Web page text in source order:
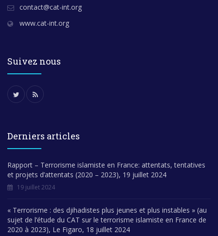
contact@cat-int.org
www.cat-int.org
Suivez nous
Derniers articles
Rapport – Terrorisme islamiste en France: attentats, tentatives
et projets d’attentats (2020 – 2023), 19 juillet 2024
19 juillet 2024
« Terrorisme : des djihadistes plus jeunes et plus instables » (au
sujet de l’étude du CAT sur le terrorisme islamiste en France de
2020 à 2023), Le Figaro, 18 juillet 2024